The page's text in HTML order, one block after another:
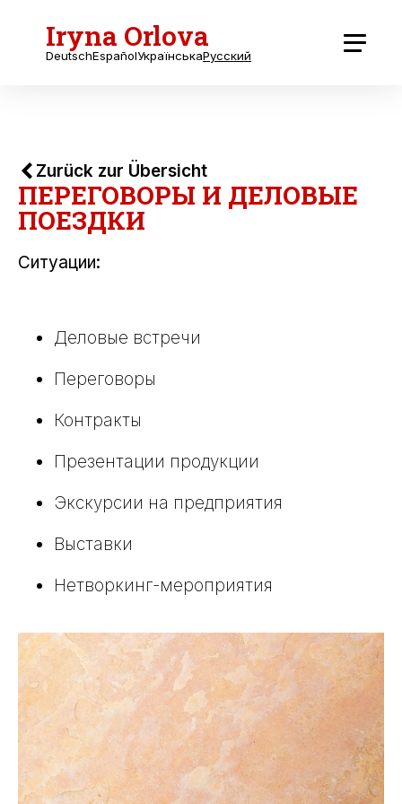
Iryna Orlova
DeutschEspañolУкраїнськаРусский
Zurück zur Übersicht
ПЕРЕГОВОРЫ И ДЕЛОВЫЕ
ПОЕЗДКИ
Ситуации:
Деловые встречи
Переговоры
Контракты
Презентации продукции
Экскурсии на предприятия
Выставки
Нетворкинг-мероприятия